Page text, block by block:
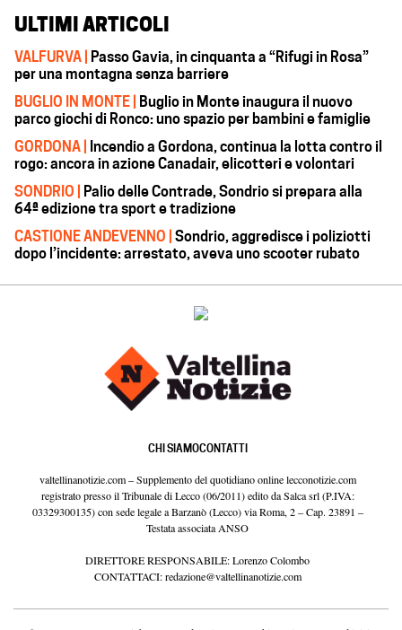
ULTIMI ARTICOLI
VALFURVA |
Passo Gavia, in cinquanta a “Rifugi in Rosa”
per una montagna senza barriere
BUGLIO IN MONTE |
Buglio in Monte inaugura il nuovo
parco giochi di Ronco: uno spazio per bambini e famiglie
GORDONA |
Incendio a Gordona, continua la lotta contro il
rogo: ancora in azione Canadair, elicotteri e volontari
SONDRIO |
Palio delle Contrade, Sondrio si prepara alla
64ª edizione tra sport e tradizione
CASTIONE ANDEVENNO | Sondrio, aggredisce i poliziotti
dopo l’incidente: arrestato, aveva uno scooter rubato
CHI SIAMOCONTATTI
valtellinanotizie.com – Supplemento del quotidiano online lecconotizie.com
registrato presso il Tribunale di Lecco (06/2011) edito da Salca srl (P.IVA:
03329300135) con sede legale a Barzanò (Lecco) via Roma, 2 – Cap. 23891 –
Testata associata ANSO
DIRETTORE RESPONSABILE: Lorenzo Colombo
CONTATTACI:redazione@valtellinanotizie.com